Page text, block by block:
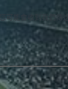
可能會收到我們傳